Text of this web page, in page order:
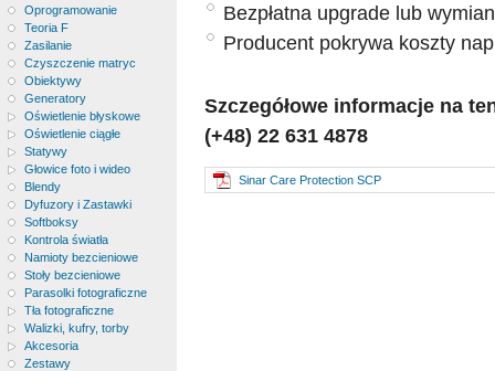
Oprogramowanie
Teoria F
Zasilanie
Czyszczenie matryc
Obiektywy
Generatory
Oświetlenie błyskowe
Oświetlenie ciągłe
Statywy
Głowice foto i wideo
Blendy
Dyfuzory i Zastawki
Softboksy
Kontrola światła
Namioty bezcieniowe
Stoły bezcieniowe
Parasolki fotograficzne
Tła fotograficzne
Walizki, kufry, torby
Akcesoria
Zestawy
Bezpłatna upgrade lub
Producent pokrywa koszty
Szczegółowe informacje na
(+48) 22 631 4878
Sinar Care Protection SCP